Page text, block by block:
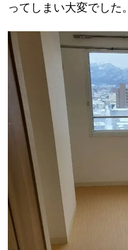
ってしまい大変でした。